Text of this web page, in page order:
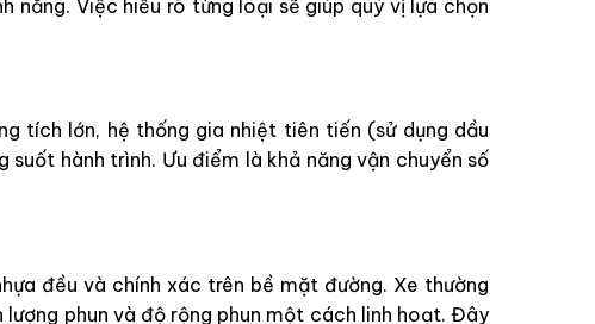
Việc hiểu rõ từng loại sẽ giúp quý vị lựa chọn
tích lớn, hệ thống gia nhiệt tiên tiến (sử dụng dầu
hành trình. Ưu điểm là khả năng vận chuyển số
đều và chính xác trên bề mặt đường. Xe thường
phun và độ rộng phun một cách linh hoạt. Đây